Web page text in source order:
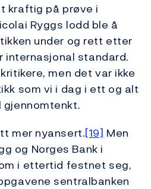
kraftig på prøve i
Ryggs lodd ble å
under og rett etter
internasjonal standard.
men det var ikke
som vi i dag i ett og alt
mer nyansert.[19] Men
og Norges Bank i
i ettertid festnet seg,
sentralbanken